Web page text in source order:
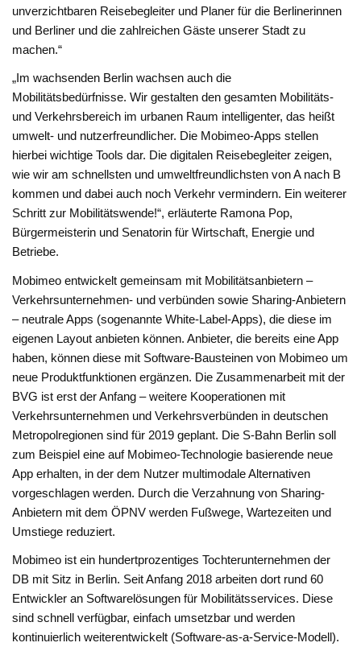
unverzichtbaren Reisebegleiter und Planer für die Berlinerinnen
und Berliner und die zahlreichen Gäste unserer Stadt zu
machen.“
„Im wachsenden Berlin wachsen auch die
Mobilitätsbedürfnisse. Wir gestalten den gesamten Mobilitäts-
und Verkehrsbereich im urbanen Raum intelligenter, das heißt
umwelt- und nutzerfreundlicher. Die Mobimeo-Apps stellen
hierbei wichtige Tools dar. Die digitalen Reisebegleiter zeigen,
wie wir am schnellsten und umweltfreundlichsten von A nach B
kommen und dabei auch noch Verkehr vermindern. Ein weiterer
Schritt zur Mobilitätswende!“, erläuterte Ramona Pop,
Bürgermeisterin und Senatorin für Wirtschaft, Energie und
Betriebe.
Mobimeo entwickelt gemeinsam mit Mobilitätsanbietern –
Verkehrsunternehmen- und verbünden sowie Sharing-Anbietern
– neutrale Apps (sogenannte White-Label-Apps), die diese im
eigenen Layout anbieten können. Anbieter, die bereits eine App
haben, können diese mit Software-Bausteinen von Mobimeo um
neue Produktfunktionen ergänzen. Die Zusammenarbeit mit der
BVG ist erst der Anfang – weitere Kooperationen mit
Verkehrsunternehmen und Verkehrsverbünden in deutschen
Metropolregionen sind für 2019 geplant. Die S-Bahn Berlin soll
zum Beispiel eine auf Mobimeo-Technologie basierende neue
App erhalten, in der dem Nutzer multimodale Alternativen
vorgeschlagen werden. Durch die Verzahnung von Sharing-
Anbietern mit dem ÖPNV werden Fußwege, Wartezeiten und
Umstiege reduziert.
Mobimeo ist ein hundertprozentiges Tochterunternehmen der
DB mit Sitz in Berlin. Seit Anfang 2018 arbeiten dort rund 60
Entwickler an Softwarelösungen für Mobilitätsservices. Diese
sind schnell verfügbar, einfach umsetzbar und werden
kontinuierlich weiterentwickelt (Software-as-a-Service-Modell).